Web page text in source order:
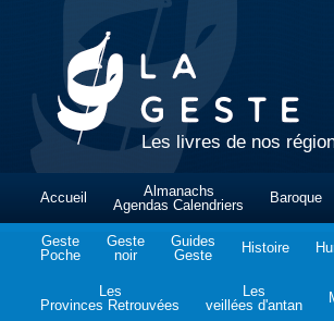
Les livres de nos
Accueil
Almanachs
Agendas Calendriers
Baroque
Geste
Poche
Geste
noir
Guides
Geste
Histoire
Les
Provinces Retrouvées
Les
veillées d'antan